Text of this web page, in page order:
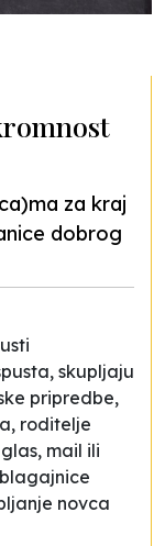
za kraj
dobrog
skupljaju
pripredbe,
roditelje
mail ili
novca